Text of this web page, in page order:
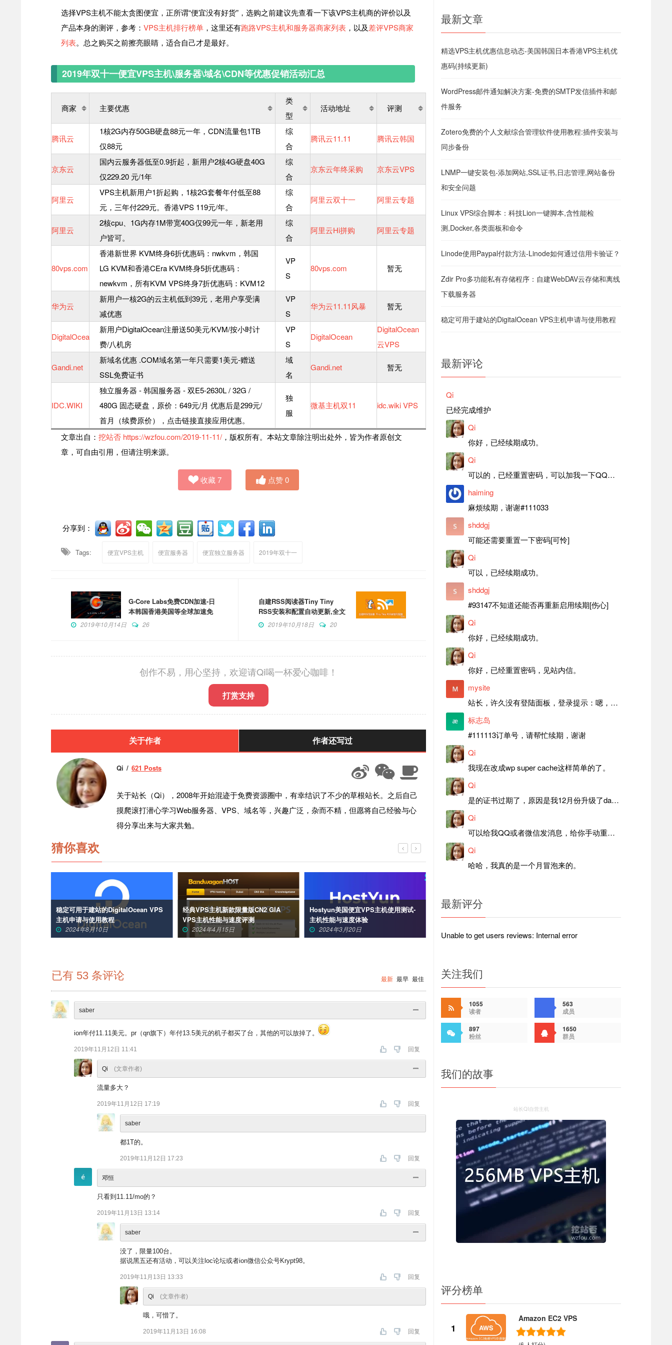
选择VPS主机不能太贪图便宜，正所谓“便宜没有好货”，选购之前建议先查看一下该VPS主机商的评价以及
产品本身的测评，参考： VPS主机排行榜单 ，这里还有跑路VPS主机和服务器商家列表 ，以及差评VPS商家
列表。总之购买之前擦亮眼睛，适合自己才是最好。
2019年双十一便宜VPS主机\服务器\域名\CDN等优惠促销活动汇总
商家 主要优惠
类
型
活动地址 评测
腾讯云
1核2G内存50GB硬盘88元一年，CDN流量包1TB
仅88元
综
合
腾讯云11.11 腾讯云韩国
京东云
国内云服务器低至0.9折起，新用户2核4G硬盘40G
仅229.20 元/1年
综
合
京东云年终采购 京东云VPS
阿里云
VPS主机新用户1折起购，1核2G套餐年付低至88
元，三年付229元。香港VPS 119元/年。
综
合
阿里云双十一 阿里云专题
阿里云
2核cpu、1G内存1M带宽40G仅99元一年，新老用
户皆可。
综
合
阿里云Hi拼购 阿里云专题
80vps.com
香港新世界 KVM终身6折优惠码：nwkvm，韩国
LG KVM和香港CEra KVM终身5折优惠码：
newkvm，所有KVM VPS终身7折优惠码：KVM12
VP
S
80vps.com 暂无
华为云
新用户一核2G的云主机低到39元，老用户享受满
减优惠
VP
S
华为云11.11风暴 暂无
DigitalOcean
新用户DigitalOcean注册送50美元/KVM/按小时计
费/八机房
VP
S
DigitalOcean
DigitalOcean
云VPS
Gandi.net
新域名优惠 .COM域名第一年只需要1美元-赠送
SSL免费证书
域
名
Gandi.net 暂无
IDC.WIKI
独立服务器 - 韩国服务器 - 双E5-2630L / 32G /
480G 固态硬盘，原价：649元/月 优惠后是299元/
首月（续费原价），点击链接直接应用优惠。
独
服
微基主机双11 idc.wiki VPS
文章出自： 挖站否 https://wzfou.com/2019-11-11/ ，版权所有。本站文章除注明出处外，皆为作者原创文
章，可自由引用，但请注明来源。
收藏 7 点赞0
分享到：
Tags: 便宜VPS主机 便宜服务器 便宜独立服务器 2019年双十一
G-Core Labs免费CDN加速-日
本韩国香港美国等全球加速免
费100GB
2019年10月14日 26
自建RSS阅读器Tiny Tiny
RSS安装和配置自动更新,全文
RSS,更换主题,手机RSS登录
2019年10月18日 20
创作不易，用心坚持，欢迎请Qi喝一杯爱心咖啡！
打赏支持
关于作者 作者还写过
Qi 621 Posts
关于站长（Qi），2008年开始混迹于免费资源圈中，有幸结识了不少的草根站长。之后自己
摸爬滚打潜心学习Web服务器、VPS、域名等，兴趣广泛，杂而不精，但愿将自己经验与心
得分享出来与大家共勉。
猜你喜欢
稳定可用于建站的DigitalOcean VPS
主机申请与使用教程
2024年8月10日
经典VPS主机新款限量版CN2 GIA
VPS主机性能与速度评测
2024年4月15日
Hostyun美国便宜VPS主机使用测试-
主机性能与速度体验
2024年3月20日
国外抗投诉VPS主机和服务器整理汇
总-无视版权 DMCA Ignored VPS主机
何通过信用卡验证？
已有 53 条评论 最新 最早 最佳
saber
ion年付11.11美元。pr（qn旗下）年付13.5美元的机子都买了台，其他的可以放掉了。
2019年11月12日 11:41 回复
Qi (文章作者)
流量多大？
2019年11月12日 17:19 回复
saber
都1T的。
2019年11月12日 17:23 回复
邓恒
只看到11.11/mo的？
2019年11月13日 13:14 回复
saber
没了，限量100台。
据说黑五还有活动，可以关注loc论坛或者ion微信公众号Krypt98。
2019年11月13日 13:33 回复
Qi (文章作者)
哦，可惜了。
2019年11月13日 16:08 回复
最新文章
精选VPS主机优惠信息动态-美国韩国日本香港VPS主机优
惠码(持续更新)
WordPress邮件通知解决方案-免费的SMTP发信插件和邮
件服务
Zotero免费的个人文献综合管理软件使用教程:插件安装与
同步备份
LNMP一键安装包-添加网站,SSL证书,日志管理,网站备份
和安全问题
Linux VPS综合脚本：科技Lion一键脚本,含性能检
测,Docker,各类面板和命令
Linode使用Paypal付款方法-Linode如何通过信用卡验证？
Zdir Pro多功能私有存储程序：自建WebDAV云存储和离线
下载服务器
稳定可用于建站的DigitalOcean VPS主机申请与使用教程
最新评论
Qi
已经完成维护
Qi
你好，已经续期成功。
Qi
可以的，已经重置密码，可以加我一下QQ，留言后我就发密码给你。
haiming
麻烦续期，谢谢#111033
shddgj
可能还需要重置一下密码[可怜]
Qi
可以，已经续期成功。
shddgj
#93147不知道还能否再重新启用续期[伤心]
Qi
你好，已经续期成功。
Qi
你好，已经重置密码，见站内信。
mysite
站长，许久没有登陆面板，登录提示：嗯，登录详细信息似乎不正确。请重试。 网站还可以正常使用。如果是密码问题请帮忙重置一下密码。谢谢。订单号：97790，账号：aa20210950。 站长，提交了工单，你回复续期成功，不过我的问题是面部登陆信息有问题，一直是初始密码，现在无法登陆，有时间麻烦排查一下。
标志岛
#111113订单号，请帮忙续期，谢谢
Qi
我现在改成wp super cache这样简单的了。
Qi
是的证书过期了，原因是我12月份升级了da面板，结果后台证书就不更新了，目前还在排查问题。切换PHP版本现在没有了，因为DA新版不支持。
Qi
可以给我QQ或者微信发消息，给你手动重置，应该是服务器插件有问题了，这个wp的主题太老了，导致现在好多的问题，网站的签到功能也是因为这个原因导致的。
Qi
哈哈，我真的是一个月冒泡来的。
最新评分
Unable to get users reviews: Internal error
关注我们
1055
读者
563
成员
897
粉丝
1650
群员
我们的故事
站长QI自营主机
评分榜单
1
Amazon EC2 VPS